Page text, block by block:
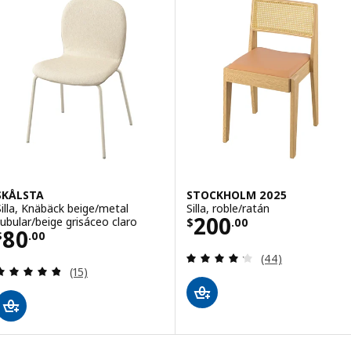
Knäbäck beige/metal
beige grisáceo claro
80.00 $ 80.00
Evaluación: 4.8 de 5 estrellas. Evaluaciones
(15)
STOCKHOLM 2025
Silla, roble/ratán
$200.00
Precio $ 200.00
Evaluación:
(44)